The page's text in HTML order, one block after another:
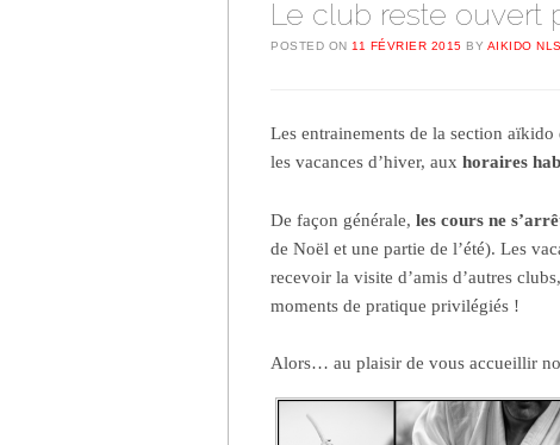
Le club reste ouvert
POSTED ON 11 FÉVRIER 2015 BY AIKIDO NLS
Les entrainements de la section
les vacances d’hiver, aux horaires
De façon générale, les cours ne
de Noël et une partie de l’été). Les
recevoir la visite d’amis d’autres
moments de pratique privilégiés !
Alors… au plaisir de vous accueillir